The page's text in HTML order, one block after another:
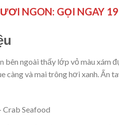
NGON: GỌI NGAY
bên ngoài thấy lớp vỏ màu xám
càng và mai trông hơi xanh.